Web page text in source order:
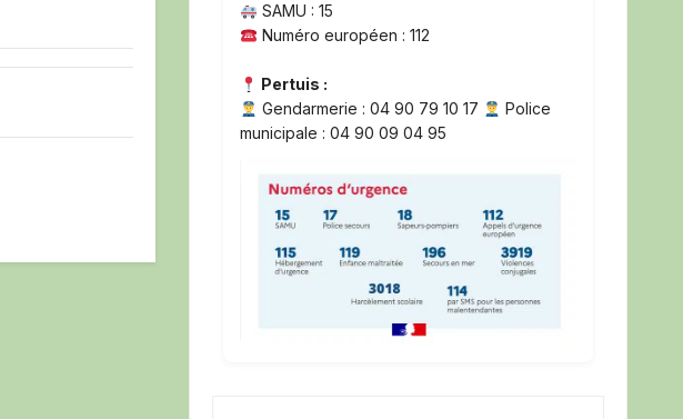
SAMU : 15
Numéro européen : 112
Pertuis :
Gendarmerie : 04 90 79 10 17
Police
municipale : 04 90 09 04 95